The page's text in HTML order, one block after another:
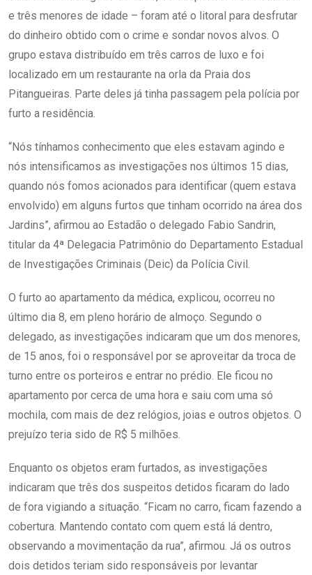
e três menores de idade – foram até o litoral para desfrutar
do dinheiro obtido com o crime e sondar novos alvos. O
grupo estava distribuído em três carros de luxo e foi
localizado em um restaurante na orla da Praia dos
Pitangueiras. Parte deles já tinha passagem pela polícia por
furto a residência.
“Nós tínhamos conhecimento que eles estavam agindo e
nós intensificamos as investigações nos últimos 15 dias,
quando nós fomos acionados para identificar (quem estava
envolvido) em alguns furtos que tinham ocorrido na área dos
Jardins”, afirmou ao Estadão o delegado Fabio Sandrin,
titular da 4ª Delegacia Patrimônio do Departamento Estadual
de Investigações Criminais (Deic) da Polícia Civil.
O furto ao apartamento da médica, explicou, ocorreu no
último dia 8, em pleno horário de almoço. Segundo o
delegado, as investigações indicaram que um dos menores,
de 15 anos, foi o responsável por se aproveitar da troca de
turno entre os porteiros e entrar no prédio. Ele ficou no
apartamento por cerca de uma hora e saiu com uma só
mochila, com mais de dez relógios, joias e outros objetos. O
prejuízo teria sido de R$ 5 milhões.
Enquanto os objetos eram furtados, as investigações
indicaram que três dos suspeitos detidos ficaram do lado
de fora vigiando a situação. “Ficam no carro, ficam fazendo a
cobertura. Mantendo contato com quem está lá dentro,
observando a movimentação da rua”, afirmou. Já os outros
dois detidos teriam sido responsáveis por levantar